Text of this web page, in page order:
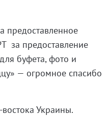
предоставленное
за предоставление
буфета, фото и
— огромное спасибо
Украины.